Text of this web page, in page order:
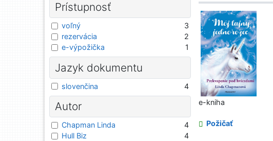
e-kniha
Požičať
Prístupnosť
voľný
3
rezervácia
2
e-výpožička
1
Jazyk dokumentu
slovenčina 4
Autor
Chapman Linda
4
Hull Biz
4